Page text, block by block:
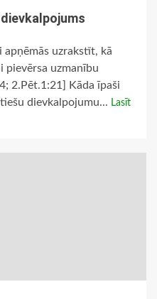
apņēmās uzrakstīt, kā
pievērsa uzmanību
2.Pēt.1:21] Kāda īpaši
dievkalpojumu... Lasīt